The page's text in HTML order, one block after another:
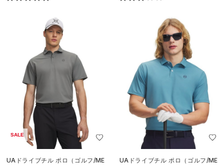
SALE
UAドライブチル ポロ（ゴルフ/ME
UAドライブチル ポロ（ゴルフ/ME